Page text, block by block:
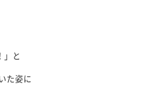
」と
た姿に